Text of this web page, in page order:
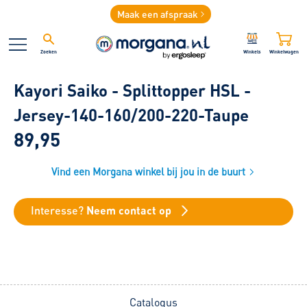
Maak een afspraak
Zoeken Winkels Winkelwagen
Kayori Saiko - Splittopper HSL -
Jersey-140-160/200-220-Taupe
89,95
Vind een Morgana winkel bij jou in de buurt
Interesse? Neem contact op
Catalogus